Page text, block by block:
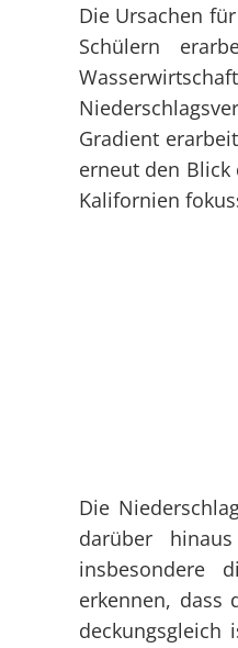
Die Ursachen
Schülern
Gradient
erneut den Blick
Kalifornien
Die
darüber
insbesondere
erkennen, dass
deckungsgleich